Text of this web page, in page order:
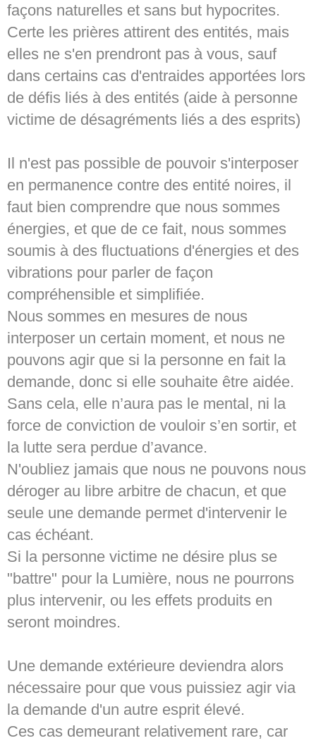
façons naturelles et sans but hypocrites.
Certe les prières attirent des entités, mais
elles ne s'en prendront pas à vous, sauf
dans certains cas d'entraides apportées lors
de défis liés à des entités (aide à personne
victime de désagréments liés a des esprits)
Il n'est pas possible de pouvoir s'interposer
en permanence contre des entité noires, il
faut bien comprendre que nous sommes
énergies, et que de ce fait, nous sommes
soumis à des fluctuations d'énergies et des
vibrations pour parler de façon
compréhensible et simplifiée.
Nous sommes en mesures de nous
interposer un certain moment, et nous ne
pouvons agir que si la personne en fait la
demande, donc si elle souhaite être aidée.
Sans cela, elle n’aura pas le mental, ni la
force de conviction de vouloir s’en sortir, et
la lutte sera perdue d’avance.
N'oubliez jamais que nous ne pouvons nous
déroger au libre arbitre de chacun, et que
seule une demande permet d'intervenir le
cas échéant.
Si la personne victime ne désire plus se
"battre" pour la Lumière, nous ne pourrons
plus intervenir, ou les effets produits en
seront moindres.
Une demande extérieure deviendra alors
nécessaire pour que vous puissiez agir via
la demande d'un autre esprit élevé.
Ces cas demeurant relativement rare, car